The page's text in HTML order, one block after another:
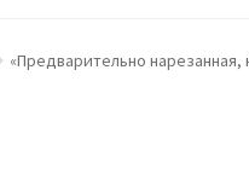
Заказать Vitabiotics
«Предварительно нарезанная,